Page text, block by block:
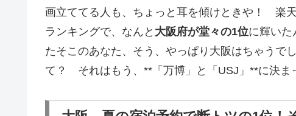
画立ててる人も、ちょっと耳を傾けときや！ 楽
ランキングで、なんと 大阪府が堂々の1位に輝い
たそこのあなた、そう、やっぱり大阪はちゃう
て？ それはもう、**「万博」と「USJ」**に決ま